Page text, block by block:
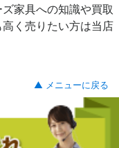
家具への知識や買取
く売りたい方は当店
▲ メニューに戻る